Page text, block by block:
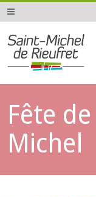
Fête
Michel